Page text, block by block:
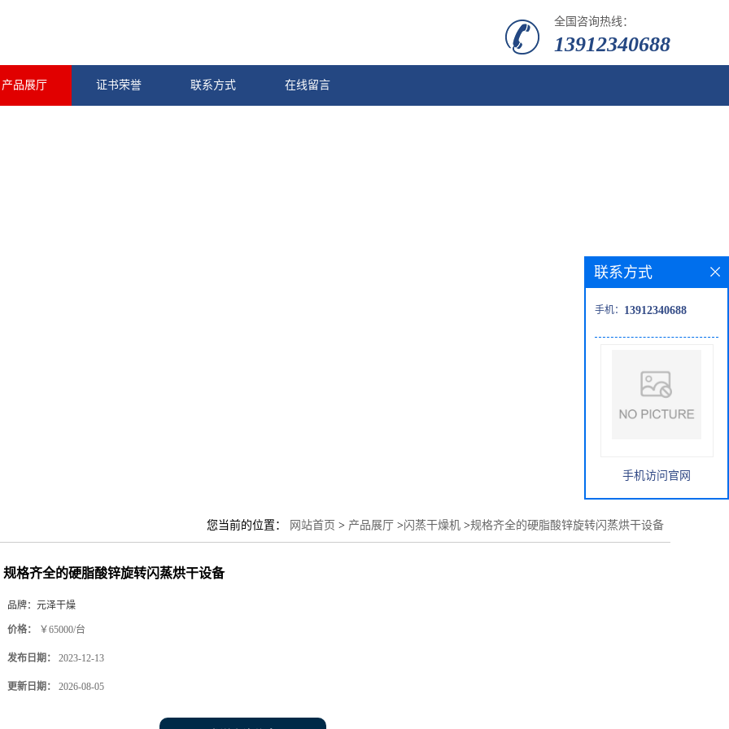
全国咨询热线：
13912340688
产品展厅 证书荣誉 联系方式 在线留言
您当前的位置： 网站首页 > 产品展厅 >闪蒸干燥机 >规格齐全的硬脂酸锌旋转闪蒸烘干设备
规格齐全的硬脂酸锌旋转闪蒸烘干设备
品牌： 元泽干燥
价格： ￥65000/台
发布日期： 2023-12-13
更新日期： 2026-08-05
联系方式
手机： 13912340688
手机访问官网